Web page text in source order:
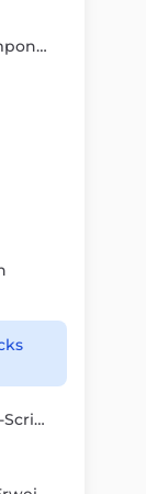
Verstehen von Entity-Komponenten
Einführung in das Python-Scripting